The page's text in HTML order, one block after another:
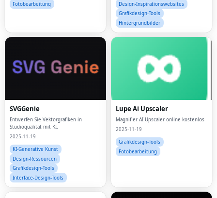
Fotobearbeitung
Design-Inspirationswebsites
Grafikdesign-Tools
Hintergrundbilder
SVGGenie
Entwerfen Sie Vektorgrafiken in
Studioqualität mit KI.
2025-11-19
KI-Generative Kunst
Design-Ressourcen
Grafikdesign-Tools
Interface-Design-Tools
Lupe Ai Upscaler
Magnifier AI Upscaler online kostenlos
2025-11-19
Grafikdesign-Tools
Fotobearbeitung